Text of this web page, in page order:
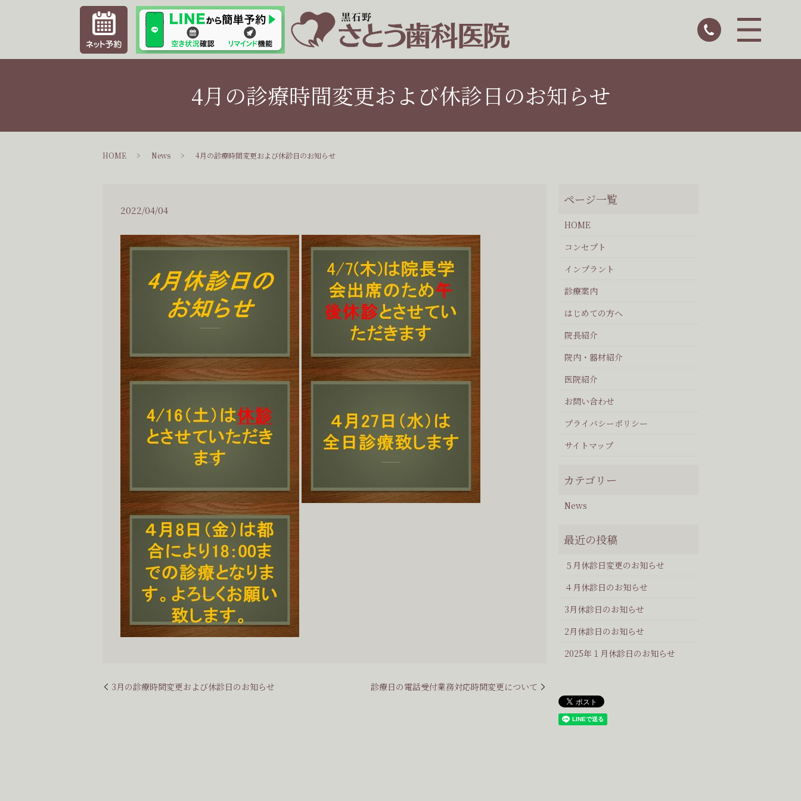
4月の診療時間変更および休診日のお知らせ
HOME News 4月の診療時間変更および休診日のお知らせ
2022/04/04
3月の診療時間変更および休診日のお知らせ 診療日の電話受付業務対応時間変更について
HOME
コンセプト
インプラント
診療案内
はじめての方へ
院長紹介
院内・器材紹介
医院紹介
お問い合わせ
プライバシーポリシー
サイトマップ
News
５月休診日変更のお知らせ
４月休診日のお知らせ
3月休診日のお知らせ
2月休診日のお知らせ
2025年１月休診日のお知らせ